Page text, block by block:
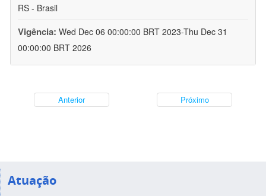
RS - Brasil
Vigência: Wed Dec 06 00:00:00 BRT 2023-Thu Dec 31
00:00:00 BRT 2026
Anterior Próximo
Atuação